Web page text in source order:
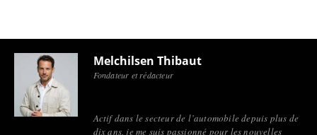
Melchilsen Thibaut
Fondateur et rédacteur
Actif dans le secteur de l’automobile depuis plus de
dix ans, je me suis passionné pour les nouvelles